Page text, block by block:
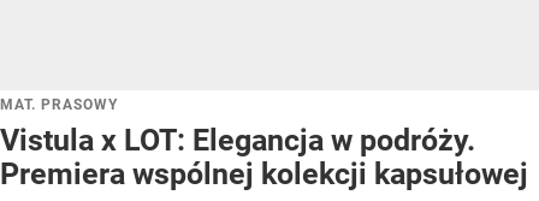
MAT. PRASOWY
Vistula x LOT: Elegancja w podróży.
Premiera wspólnej kolekcji kapsułowej